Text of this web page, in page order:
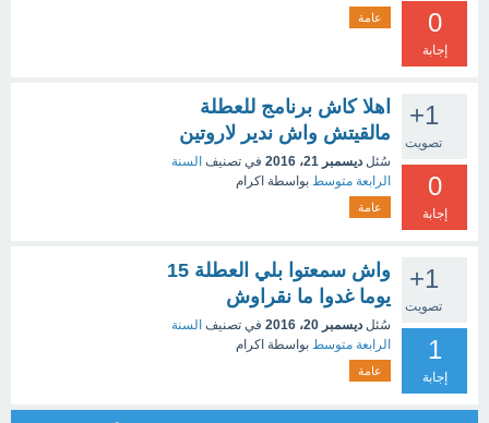
0
إجابة
عامة
+1
تصويت
0
إجابة
اهلا كاش برنامج للعطلة
مالقيتش واش ندير لاروتين
سُئل ديسمبر 21، 2016 في تصنيف السنة
الرابعة متوسط بواسطة اكرام
عامة
+1
تصويت
1
إجابة
واش سمعتوا بلي العطلة 15
يوما غدوا ما نقراوش
سُئل ديسمبر 20، 2016 في تصنيف السنة
الرابعة متوسط بواسطة اكرام
عامة